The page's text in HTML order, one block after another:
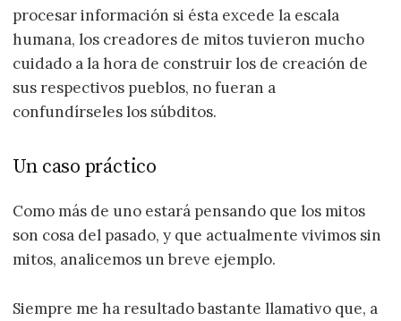
procesar información si ésta excede la escala
humana, los creadores de mitos tuvieron mucho
cuidado a la hora de construir los de creación de
sus respectivos pueblos, no fueran a
confundírseles los súbditos.
Un caso práctico
Como más de uno estará pensando que los mitos
son cosa del pasado, y que actualmente vivimos sin
mitos, analicemos un breve ejemplo.
Siempre me ha resultado bastante llamativo que, a